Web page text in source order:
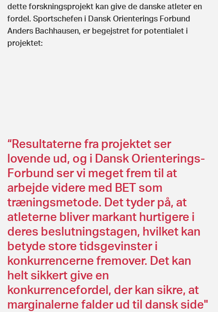
dette forskningsprojekt kan give de danske atleter en
fordel. Sportschefen i Dansk Orienterings Forbund
Anders Bachhausen, er begejstret for potentialet i
projektet:
“Resultaterne fra projektet ser
lovende ud, og i Dansk Orienterings-
Forbund ser vi meget frem til at
arbejde videre med BET som
træningsmetode. Det tyder på, at
atleterne bliver markant hurtigere i
deres beslutningstagen, hvilket kan
betyde store tidsgevinster i
konkurrencerne fremover. Det kan
helt sikkert give en
konkurrencefordel, der kan sikre, at
marginalerne falder ud til dansk side"